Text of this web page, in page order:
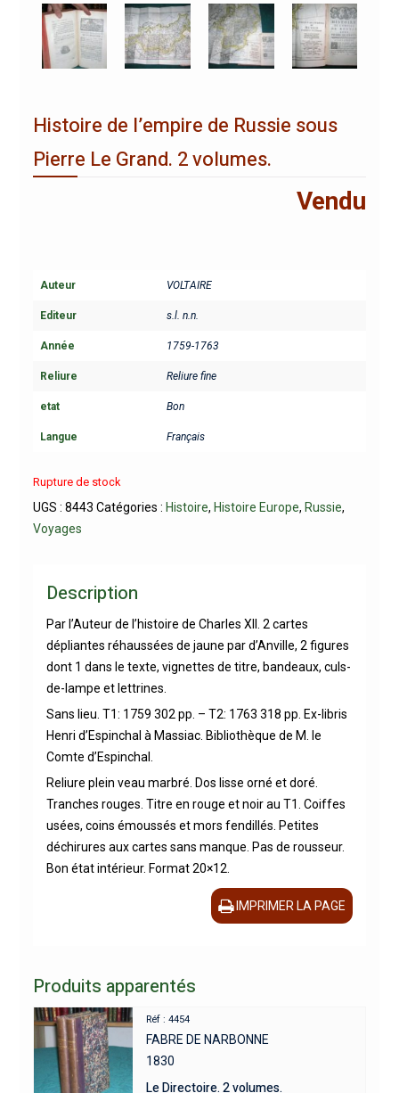
Histoire de l’empire de Russie sous
Pierre Le Grand. 2 volumes.
Vendu
Auteur VOLTAIRE
Editeur s.l. n.n.
Année 1759-1763
Reliure Reliure fine
etat Bon
Langue Français
Rupture de stock
UGS : 8443 Catégories : Histoire, Histoire Europe, Russie,
Voyages
Description
Par l’Auteur de l’histoire de Charles XII. 2 cartes
dépliantes réhaussées de jaune par d’Anville, 2 figures
dont 1 dans le texte, vignettes de titre, bandeaux, culs-
de-lampe et lettrines.
Sans lieu. T1: 1759 302 pp. – T2: 1763 318 pp. Ex-libris
Henri d’Espinchal à Massiac. Bibliothèque de M. le
Comte d’Espinchal.
Reliure plein veau marbré. Dos lisse orné et doré.
Tranches rouges. Titre en rouge et noir au T1. Coiffes
usées, coins émoussés et mors fendillés. Petites
déchirures aux cartes sans manque. Pas de rousseur.
Bon état intérieur. Format 20×12.
IMPRIMER LA PAGE
Produits apparentés
Réf : 4454
FABRE DE NARBONNE
1830
Le Directoire. 2 volumes.